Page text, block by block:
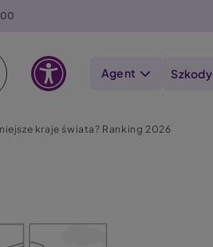
opcje
Agent Szkody
kraje świata? Ranking 2026